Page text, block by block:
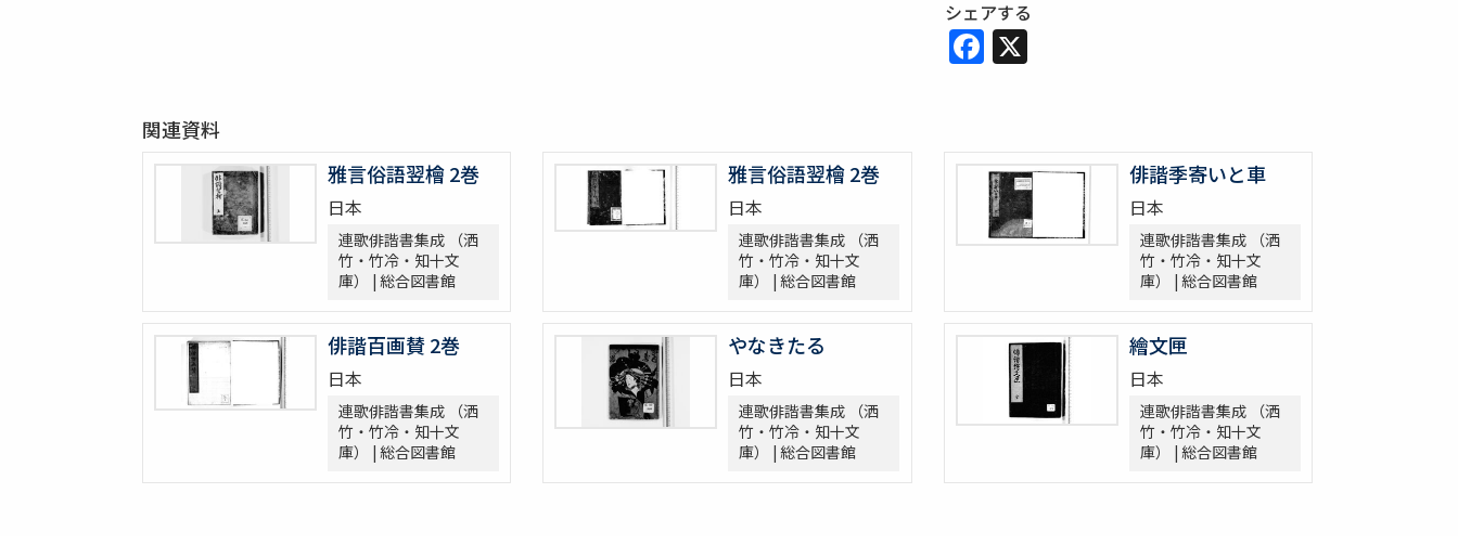
シェアする
Facebook
X
関連資料
雅言俗語翌檜 2巻
日本
連歌俳諧書集成 （洒
竹・竹冷・知十文
庫） | 総合図書館
雅言俗語翌檜 2巻
日本
連歌俳諧書集成 （洒
竹・竹冷・知十文
庫） | 総合図書館
俳諧季寄いと車
日本
連歌俳諧書集成 （洒
竹・竹冷・知十文
庫） | 総合図書館
俳諧百画賛 2巻
日本
連歌俳諧書集成 （洒
竹・竹冷・知十文
庫） | 総合図書館
やなきたる
日本
連歌俳諧書集成 （洒
竹・竹冷・知十文
庫） | 総合図書館
繪文匣
日本
連歌俳諧書集成 （洒
竹・竹冷・知十文
庫） | 総合図書館